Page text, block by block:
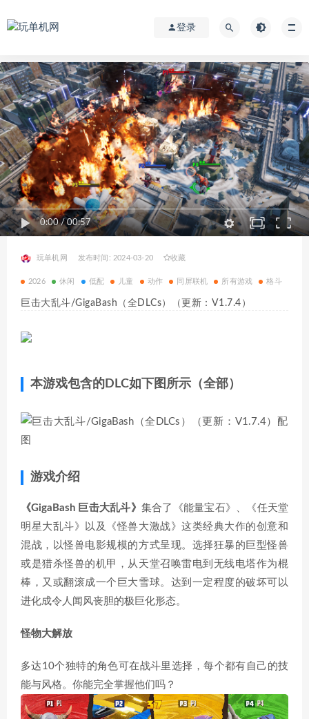
登录
0:00/00:57
玩单机网 发布时间: 2024-03-20 收藏
2026 休闲 低配 儿童 动作 同屏联机 所有游戏 格斗
巨击大乱斗/GigaBash（全DLCs）（更新：V1.7.4）
本游戏包含的DLC如下图所示（全部）
游戏介绍
《GigaBash 巨击大乱斗》 集合了《能量宝石》、《任天堂
明星大乱斗》以及《怪兽大激战》这类经典大作的创意和
混战，以怪兽电影规模的方式呈现。选择狂暴的巨型怪兽
或是猎杀怪兽的机甲，从天堂召唤雷电到无线电塔作为棍
棒，又或翻滚成一个巨大雪球。达到一定程度的破坏可以
进化成令人闻风丧胆的极巨化形态。
怪物大解放
多达10个独特的角色可在战斗里选择，每个都有自己的技
能与风格。你能完全掌握他们吗？